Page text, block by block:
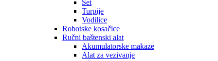
Set
Turpije
Vodilice
Robotske kosačice
Ručni baštenski alat
Akumulatorske makaze
Alat za vezivanje